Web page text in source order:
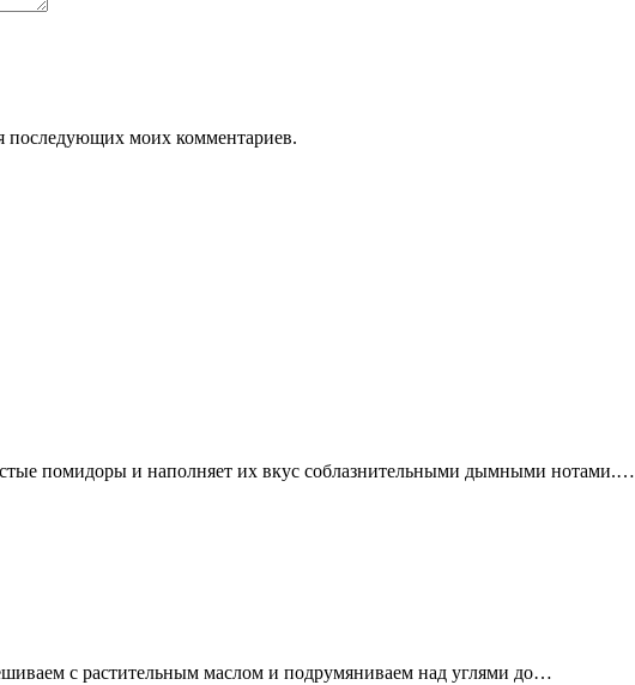
последующих моих комментариев.
помидоры и наполняет их вкус соблазнительными дымными нотами.…
с растительным маслом и подрумяниваем над углями до…